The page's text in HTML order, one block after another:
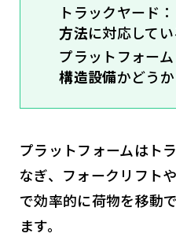
トラックヤード：
方法に対応して
プラットフォー
構造設備かどうか
プラットフォームはト
なぎ、フォークリフト
で効率的に荷物を移動
ます。